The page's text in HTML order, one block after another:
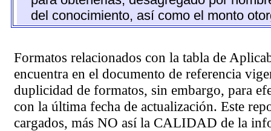
del conocimiento, así como el monto
Formatos relacionados con la tabla de
encuentra en el documento de referencia
duplicidad de formatos, sin embargo, para
con la última fecha de actualización. Este
cargados, más NO así la CALIDAD de la